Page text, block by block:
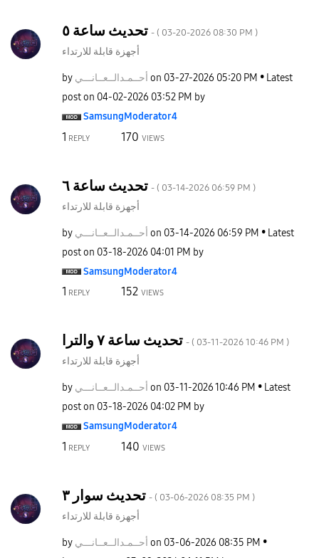
تحديث ساعة ٥ - ( ‎03-20-2026 08:30 PM )
أجهزة قابلة للارتداء
by أحــمـدالــعــانـــي on ‎03-27-2026 05:20 PM
Latest
post on ‎04-02-2026 03:52 PM by
SamsungModerator4
1 REPLY 170 VIEWS
تحديث ساعة ٦ - ( ‎03-14-2026 06:59 PM )
أجهزة قابلة للارتداء
by أحــمـدالــعــانـــي on ‎03-14-2026 06:59 PM
Latest
post on ‎03-18-2026 04:01 PM by
SamsungModerator4
1 REPLY 152 VIEWS
تحديث ساعة ٧ والترا - ( ‎03-11-2026 10:46 PM )
أجهزة قابلة للارتداء
by أحــمـدالــعــانـــي on ‎03-11-202610:46 PM
Latest
post on ‎03-18-2026 04:02 PM by
SamsungModerator4
1 REPLY 140 VIEWS
تحديث سوار ٣ - ( ‎03-06-2026 08:35 PM )
أجهزة قابلة للارتداء
by أحــمـدالــعــانـــي on ‎03-06-2026 08:35 PM